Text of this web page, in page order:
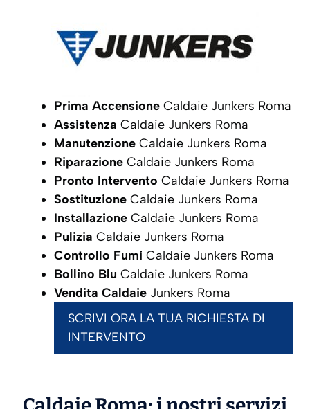
Prima Accensione Caldaie Junkers Roma
Assistenza Caldaie Junkers Roma
Manutenzione Caldaie Junkers Roma
Riparazione Caldaie Junkers Roma
Pronto Intervento Caldaie Junkers Roma
Sostituzione Caldaie Junkers Roma
Installazione Caldaie Junkers Roma
Pulizia Caldaie Junkers Roma
Controllo Fumi Caldaie Junkers Roma
Bollino Blu Caldaie Junkers Roma
Vendita Caldaie Junkers Roma
SCRIVI ORA LA TUA RICHIESTA DI
INTERVENTO